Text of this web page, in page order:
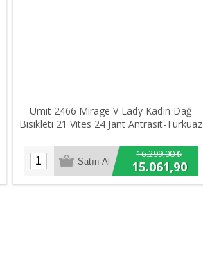
Ümit 2466 Mirage V Lady Kadın Dağ
Bisikleti 21 Vites 24 Jant Antrasit-Turkuaz
16.299,00 ₺
15.061,90
₺